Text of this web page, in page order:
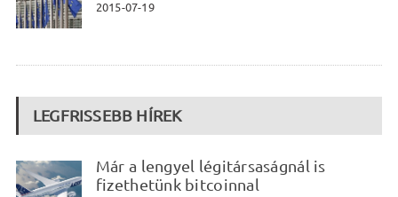
2015-07-19
LEGFRISSEBB HÍREK
Már a lengyel légitársaságnál is
fizethetünk bitcoinnal